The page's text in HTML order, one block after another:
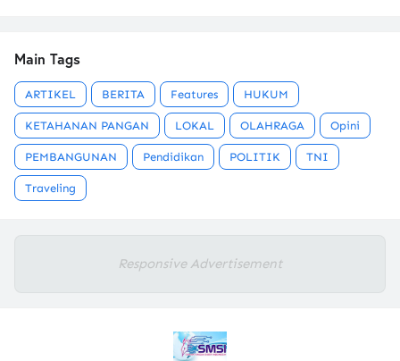
Main Tags
ARTIKEL BERITA Features HUKUM
KETAHANAN PANGAN LOKAL OLAHRAGA Opini
PEMBANGUNAN Pendidikan POLITIK TNI
Traveling
Responsive Advertisement